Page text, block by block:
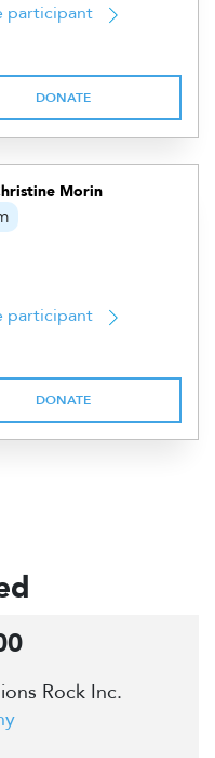
participant
DONATE
Morin
participant
DONATE
Rock Inc.